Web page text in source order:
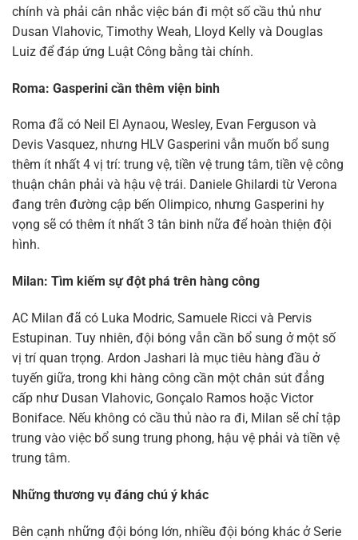
chính và phải cân nhắc việc bán đi một số cầu thủ như
Dusan Vlahovic, Timothy Weah, Lloyd Kelly và Douglas
Luiz để đáp ứng Luật Công bằng tài chính.
Roma: Gasperini cần thêm viện binh
Roma đã có Neil El Aynaou, Wesley, Evan Ferguson và
Devis Vasquez, nhưng HLV Gasperini vẫn muốn bổ sung
thêm ít nhất 4 vị trí: trung vệ, tiền vệ trung tâm, tiền vệ công
thuận chân phải và hậu vệ trái. Daniele Ghilardi từ Verona
đang trên đường cập bến Olimpico, nhưng Gasperini hy
vọng sẽ có thêm ít nhất 3 tân binh nữa để hoàn thiện đội
hình.
Milan: Tìm kiếm sự đột phá trên hàng công
AC Milan đã có Luka Modric, Samuele Ricci và Pervis
Estupinan. Tuy nhiên, đội bóng vẫn cần bổ sung ở một số
vị trí quan trọng. Ardon Jashari là mục tiêu hàng đầu ở
tuyến giữa, trong khi hàng công cần một chân sút đẳng
cấp như Dusan Vlahovic, Gonçalo Ramos hoặc Victor
Boniface. Nếu không có cầu thủ nào ra đi, Milan sẽ chỉ tập
trung vào việc bổ sung trung phong, hậu vệ phải và tiền vệ
trung tâm.
Những thương vụ đáng chú ý khác
Bên cạnh những đội bóng lớn, nhiều đội bóng khác ở Serie